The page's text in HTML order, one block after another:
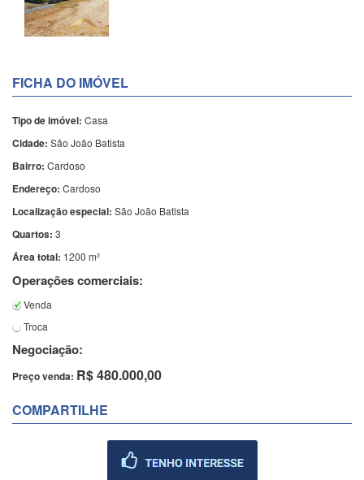
FICHA DO IMÓVEL
Tipo de imóvel: Casa
Cidade: São João Batista
Bairro: Cardoso
Endereço: Cardoso
Localização especial: São João Batista
Quartos: 3
Área total: 1200 m²
Operações comerciais:
Venda
Troca
Negociação:
Preço venda: R$ 480.000,00
COMPARTILHE